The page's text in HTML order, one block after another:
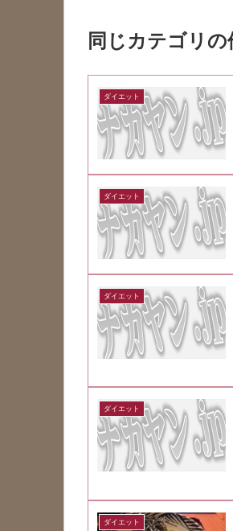
同じカテゴリ
ダイエット
ダイエット
ダイエット
ダイエット
ダイエット